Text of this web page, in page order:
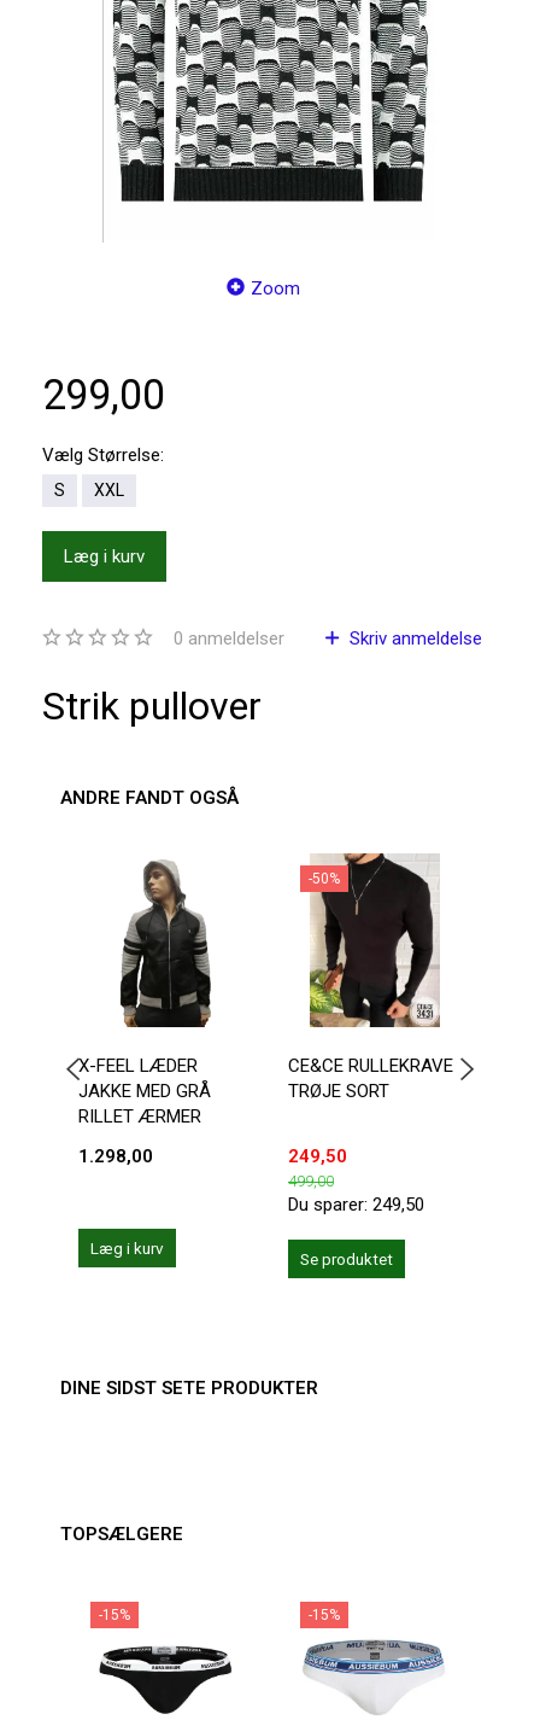
Zoom
299,00
Vælg Størrelse:
S XXL
Læg i kurv
0 anmeldelser Skriv anmeldelse
Strik pullover
ANDRE FANDT OGSÅ
X-FEEL LÆDER
JAKKE MED GRÅ
RILLET ÆRMER
1.298,00
Læg i kurv
-50%
CE&CE RULLEKRAVE
TRØJE SORT
249,50
499,00
Du sparer: 249,50
Se produktet
DINE SIDST SETE PRODUKTER
TOPSÆLGERE
-15% -15%